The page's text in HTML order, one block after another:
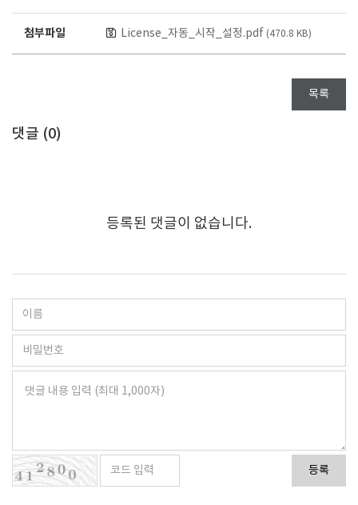
첨부파일 License_자동_시작_설정.pdf (470.8 KB)
목록
댓글 (0)
등록된 댓글이 없습니다.
등록